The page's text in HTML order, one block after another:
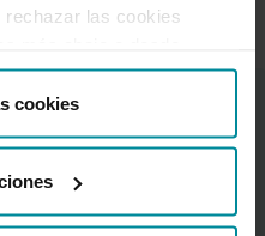
las cookies
más información, así
en cualquier momento
.
cookies
y hazte